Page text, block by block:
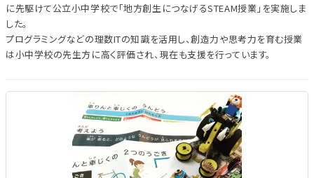
に先駆けて公立小中学校で「地方創生につなげるSTEAM授業」を実施しま
した。
プログラミングなどの理数ITの知識を活用し、創造力や思考力を育む授業
は小中学校の先生方に高く評価され、現在も支援を行っています。